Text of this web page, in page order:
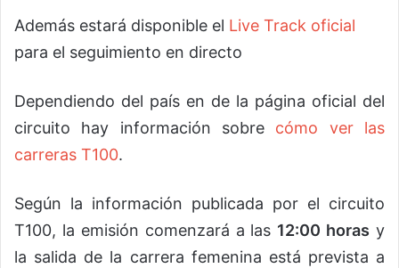
Además estará disponible el Live Track oficial
para el seguimiento en directo
Dependiendo del país en de la página oficial del
circuito hay información sobre cómo ver las
carreras T100.
Según la información publicada por el circuito
T100, la emisión comenzará a las 12:00 horas y
la salida de la carrera femenina está prevista a